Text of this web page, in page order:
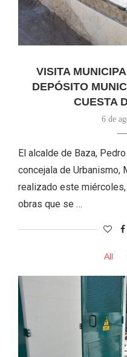
VISITA
DEPÓSITO
CUESTA
6 de
El alcalde de Baza,
concejala de Urbanismo,
realizado este
obras que se …
All